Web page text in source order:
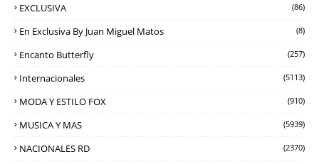
EXCLUSIVA (86)
En Exclusiva By Juan Miguel Matos (8)
Encanto Butterfly (257)
Internacionales (5113)
MODA Y ESTILO FOX (910)
MUSICA Y MAS (5939)
NACIONALES RD (2370)